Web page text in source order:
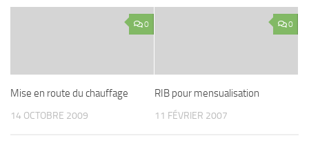
0
Mise en route du chauffage
14 OCTOBRE 2009
0
RIB pour mensualisation
11 FÉVRIER 2007